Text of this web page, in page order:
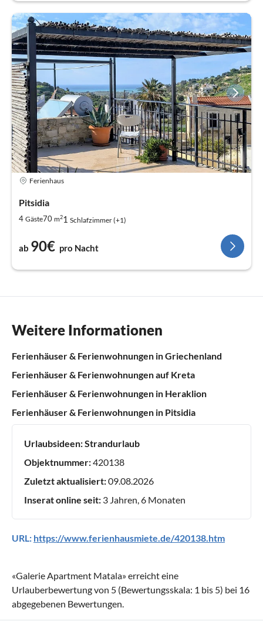
Ferienhaus
Pitsidia
4 Gäste70 m21 Schlafzimmer (+1)
ab 90€ pro Nacht
Weitere Informationen
Ferienhäuser & Ferienwohnungen in Griechenland
Ferienhäuser & Ferienwohnungen auf Kreta
Ferienhäuser & Ferienwohnungen in Heraklion
Ferienhäuser & Ferienwohnungen in Pitsidia
Urlaubsideen:Strandurlaub
Objektnummer:420138
Zuletzt aktualisiert:09.08.2026
Inserat online seit: 3 Jahren, 6 Monaten
URL: https://www.ferienhausmiete.de/420138.htm
«Galerie Apartment Matala» erreicht eine
Urlauberbewertung von 5 (Bewertungsskala: 1 bis 5) bei 16
abgegebenen Bewertungen.